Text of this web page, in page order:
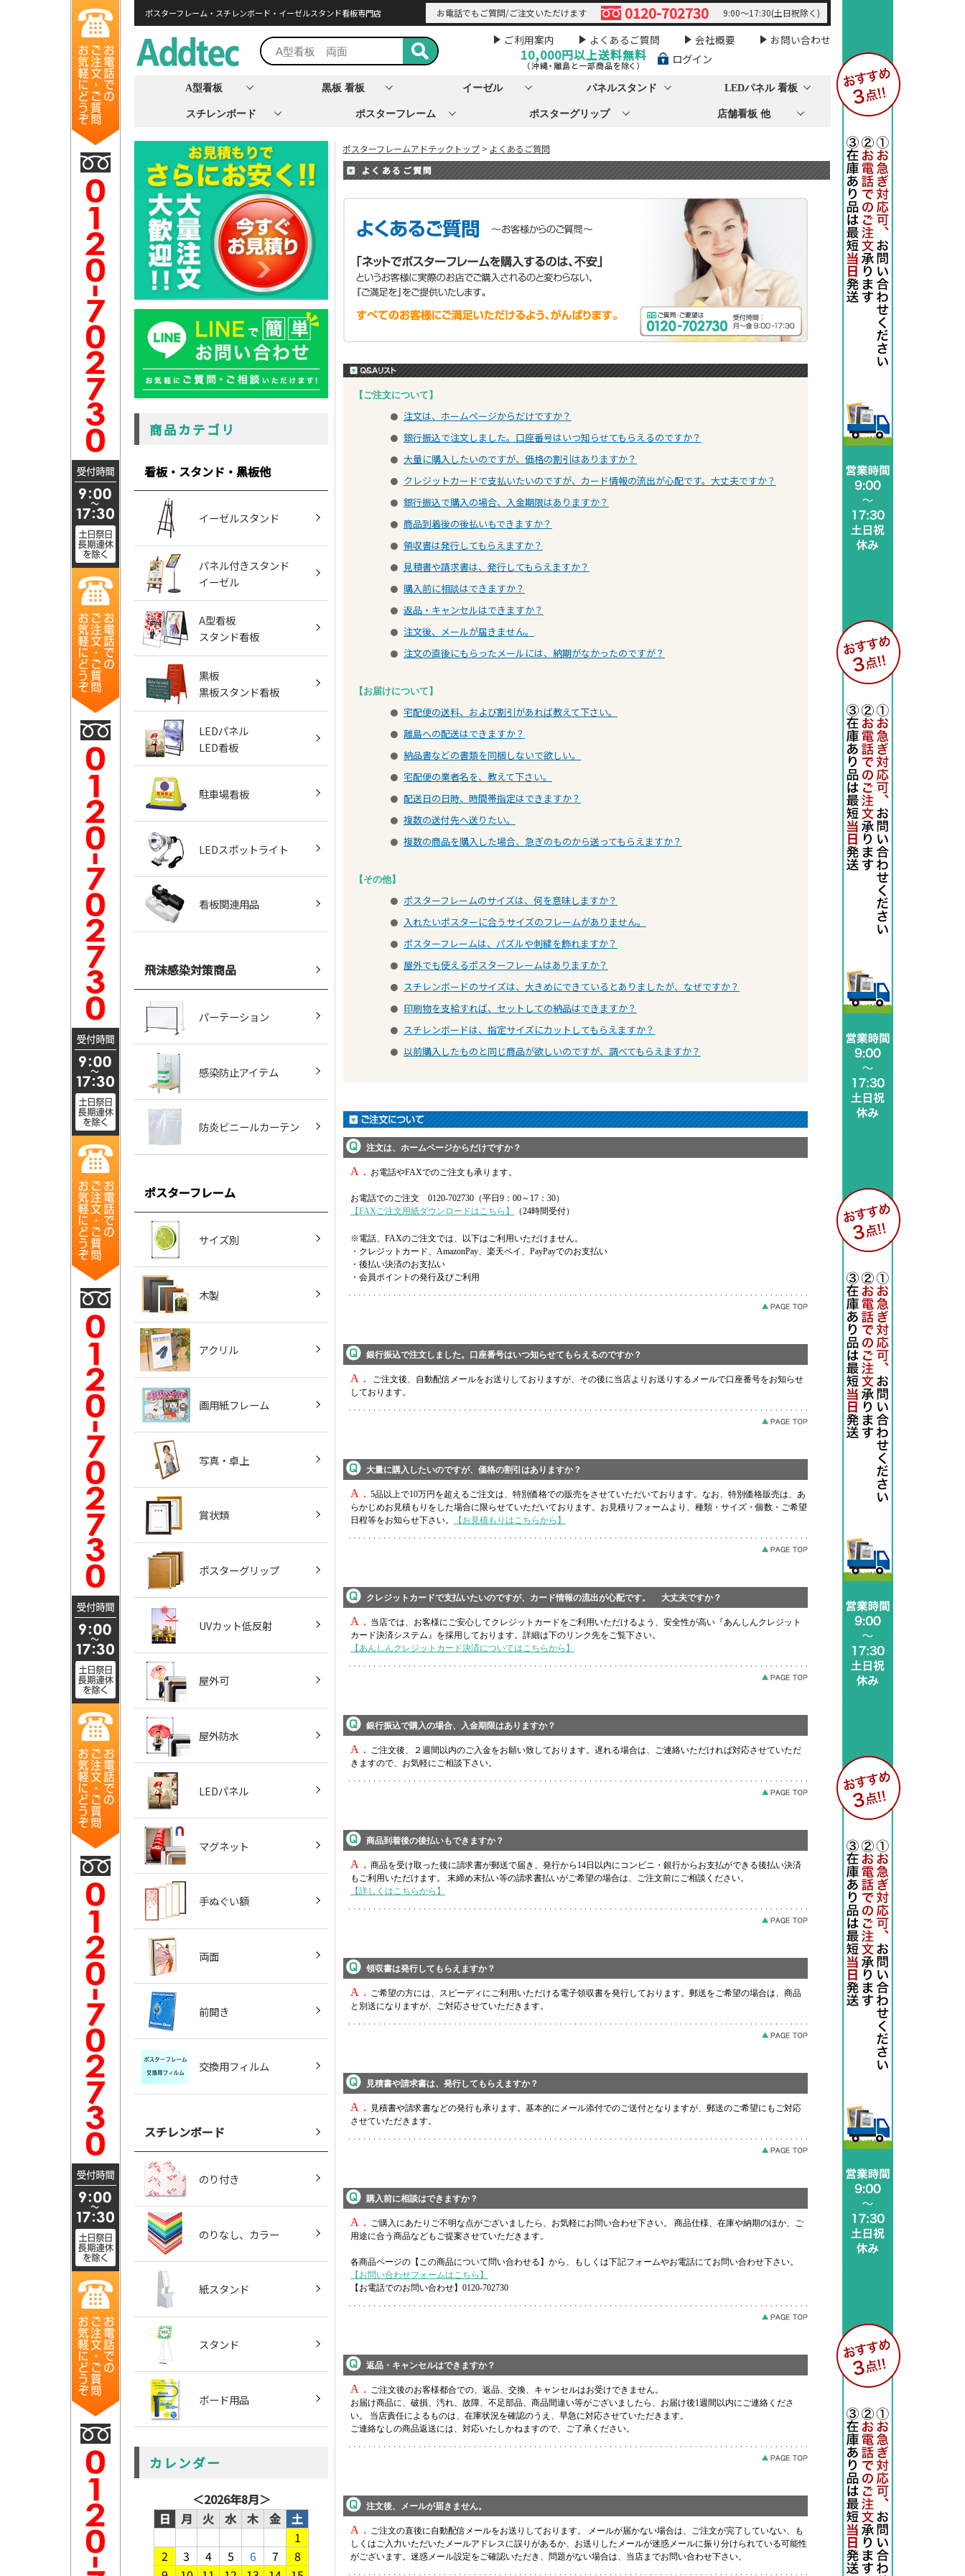
ポスターフレーム・スチレンボード・イーゼルスタンド看板専門店 お電話でもご質問/ご注文いただけます 0120-702730 9:00～17:30(土日祝除く)
ご利用案内 よくあるご質問 会社概要 お問い合わせ
10,000円以上送料無料
（沖縄・離島と一部商品を除く） ログイン
A型看板 黒板 看板 イーゼル パネルスタンド LEDパネル 看板
スチレンボード ポスターフレーム ポスターグリップ 店舗看板 他
商品カテゴリ
看板・スタンド・黒板他
イーゼルスタンド
パネル付きスタンド
イーゼル
A型看板
スタンド看板
黒板
黒板スタンド看板
LEDパネル
LED看板
駐車場看板
LEDスポットライト
看板関連用品
飛沫感染対策商品
パーテーション
感染防止アイテム
防炎ビニールカーテン
ポスターフレーム
サイズ別
木製
アクリル
画用紙フレーム
写真・卓上
賞状類
ポスターグリップ
UVカット低反射
屋外可
屋外防水
LEDパネル
マグネット
手ぬぐい額
両面
前開き
交換用フィルム
スチレンボード
のり付き
のりなし、カラー
紙スタンド
スタンド
ボード用品
カレンダー
＜2026年8月＞
日
月 火 水 木 金
土
1
2
3 4 5 6 7
8
ポスターフレームアドテックトップ > よくあるご質問
よくあるご質問
【ご注文について】
● 注文は、ホームページからだけですか？
● 銀行振込で注文しました。口座番号はいつ知らせてもらえるのですか？
● 大量に購入したいのですが、価格の割引はありますか？
● クレジットカードで支払いたいのですが、カード情報の流出が心配です。大丈夫ですか？
● 銀行振込で購入の場合、入金期限はありますか？
● 商品到着後の後払いもできますか？
● 領収書は発行してもらえますか？
● 見積書や請求書は、発行してもらえますか？
● 購入前に相談はできますか？
● 返品・キャンセルはできますか？
● 注文後、メールが届きません。
● 注文の直後にもらったメールには、納期がなかったのですが？
【お届けについて】
● 宅配便の送料、および割引があれば教えて下さい。
● 離島への配送はできますか？
● 納品書などの書類を同梱しないで欲しい。
● 宅配便の業者名を、教えて下さい。
● 配送日の日時、時間帯指定はできますか？
● 複数の送付先へ送りたい。
● 複数の商品を購入した場合、急ぎのものから送ってもらえますか？
【その他】
● ポスターフレームのサイズは、何を意味しますか？
● 入れたいポスターに合うサイズのフレームがありません。
● ポスターフレームは、パズルや刺繍を飾れますか？
● 屋外でも使えるポスターフレームはありますか？
● スチレンボードのサイズは、大きめにできているとありましたが、なぜですか？
● 印刷物を支給すれば、セットしての納品はできますか？
● スチレンボードは、指定サイズにカットしてもらえますか？
● 以前購入したものと同じ商品が欲しいのですが、調べてもらえますか？
注文は、ホームページからだけですか？
A． お電話やFAXでのご注文も承ります。
お電話でのご注文 0120-702730（平日9：00～17：30）
【FAXご注文用紙ダウンロードはこちら】
（24時間受付）
※電話、FAXのご注文では、以下はご利用いただけません。
・クレジットカード、AmazonPay、楽天ペイ、PayPayでのお支払い
・後払い決済のお支払い
・会員ポイントの発行及びご利用
銀行振込で注文しました。口座番号はいつ知らせてもらえるのですか？
A．
ご注文後、自動配信メールをお送りしておりますが、その後に当店よりお送りするメールで口座番号をお知らせ
しております。
大量に購入したいのですが、価格の割引はありますか？
A． 5品以上で10万円を超えるご注文は、特別価格での販売をさせていただいております。なお、特別価格販売は、あ
らかじめお見積もりをした場合に限らせていただいております。お見積りフォームより、種類・サイズ・個数・ご希望
日程等をお知らせ下さい。
【お見積もりはこちらから】
クレジットカードで支払いたいのですが、カード情報の流出が心配です。 大丈夫ですか？
A． 当店では、お客様にご安心してクレジットカードをご利用いただけるよう、安全性が高い『あんしんクレジット
カード決済システム』を採用しております。詳細は下のリンク先をご覧下さい。
【あんしんクレジットカード決済についてはこちらから】
銀行振込で購入の場合、入金期限はありますか？
A． ご注文後、２週間以内のご入金をお願い致しております。遅れる場合は、ご連絡いただければ対応させていただ
きますので、お気軽にご相談下さい。
商品到着後の後払いもできますか？
A． 商品を受け取った後に請求書が郵送で届き、発行から14日以内にコンビニ・銀行からお支払ができる後払い決済
もご利用いただけます。 末締め末払い等の請求書払いがご希望の場合は、ご注文前にご相談ください。
【詳しくはこちらから】
領収書は発行してもらえますか？
A． ご希望の方には、スピーディにご利用いただける電子領収書を発行しております。郵送をご希望の場合は、商品
と別送になりますが、ご対応させていただきます。
見積書や請求書は、発行してもらえますか？
A．
見積書や請求書などの発行も承ります。基本的にメール添付でのご送付となりますが、郵送のご希望にもご対応
させていただきます。
購入前に相談はできますか？
A． ご購入にあたりご不明な点がございましたら、お気軽にお問い合わせ下さい。 商品仕様、在庫や納期のほか、ご
用途に合う商品などもご提案させていただきます。
各商品ページの【この商品について問い合わせる】から、もしくは下記フォームやお電話にてお問い合わせ下さい。
【お問い合わせフォームはこちら】
【お電話でのお問い合わせ】0120-702730
返品・キャンセルはできますか？
A． ご注文後のお客様都合での、返品、交換、キャンセルはお受けできません。
お届け商品に、破損、汚れ、故障、不足部品、商品間違い等がございましたら、お届け後1週間以内にご連絡くださ
い。 当店責任によるものは、在庫状況を確認のうえ、早急に対応させていただきます。
ご連絡なしの商品返送には、対応いたしかねますので、ご了承ください。
注文後、メールが届きません。
A． ご注文の直後に自動配信メールをお送りしております。 メールが届かない場合は、ご注文が完了していない、も
しくはご入力いただいたメールアドレスに誤りがあるか、お送りしたメールが迷惑メールに振り分けられている可能性
がございます。迷惑メール設定をご確認いただき、問題がない場合は、当店までお問い合わせ下さい。